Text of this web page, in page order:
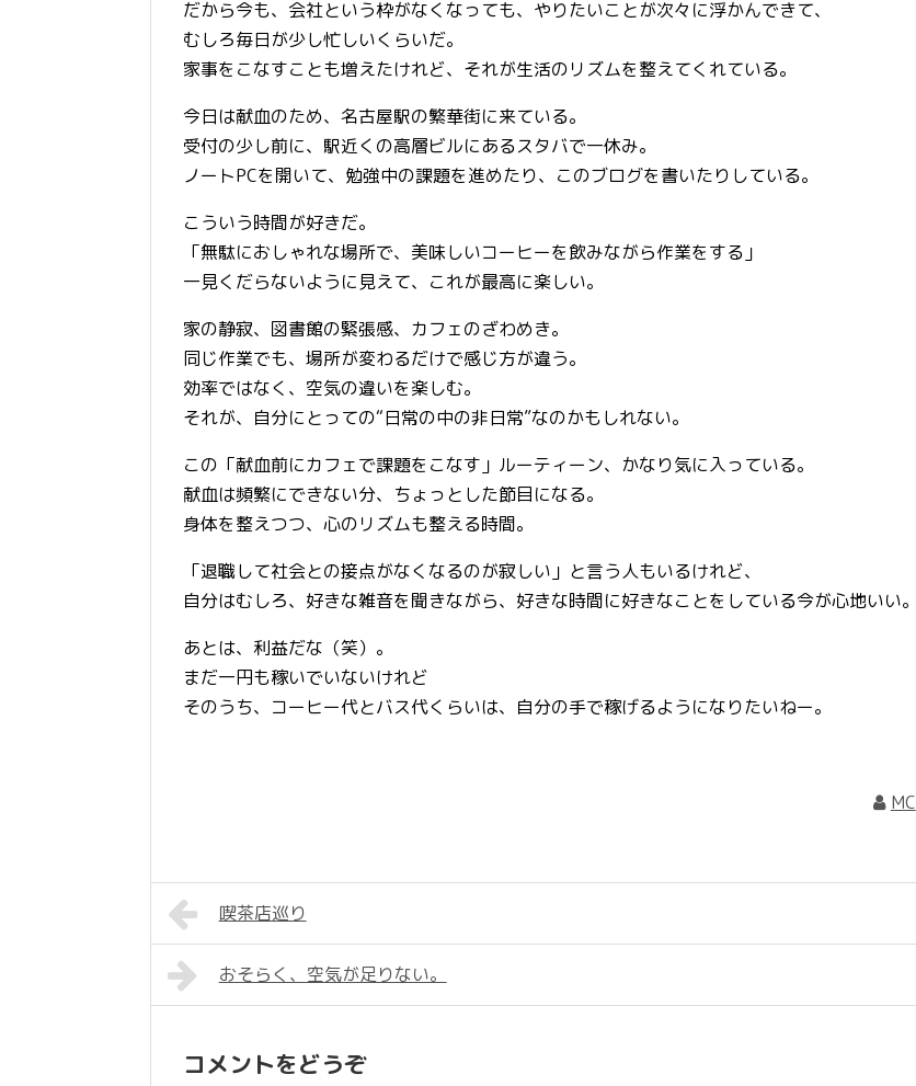
だから今も、会社という枠がなくなっても、やりたいことが次々に浮かんできて、
むしろ毎日が少し忙しいくらいだ。
家事をこなすことも増えたけれど、それが生活のリズムを整えてくれている。
今日は献血のため、名古屋駅の繁華街に来ている。
受付の少し前に、駅近くの高層ビルにあるスタバで一休み。
ノートPCを開いて、勉強中の課題を進めたり、このブログを書いたりしている。
こういう時間が好きだ。
「無駄におしゃれな場所で、美味しいコーヒーを飲みながら作業をする」
一見くだらないように見えて、これが最高に楽しい。
家の静寂、図書館の緊張感、カフェのざわめき。
同じ作業でも、場所が変わるだけで感じ方が違う。
効率ではなく、空気の違いを楽しむ。
それが、自分にとっての“日常の中の非日常”なのかもしれない。
この「献血前にカフェで課題をこなす」ルーティーン、かなり気に入っている。
献血は頻繁にできない分、ちょっとした節目になる。
身体を整えつつ、心のリズムも整える時間。
「退職して社会との接点がなくなるのが寂しい」と言う人もいるけれど、
自分はむしろ、好きな雑音を聞きながら、好きな時間に好きなことをしている今が心地いい。
あとは、利益だな（笑）。
まだ一円も稼いでいないけれど
そのうち、コーヒー代とバス代くらいは、自分の手で稼げるようになりたいねー。
MC
喫茶店巡り
おそらく、空気が足りない。
コメントをどうぞ